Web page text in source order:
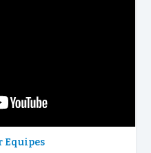
Equipes